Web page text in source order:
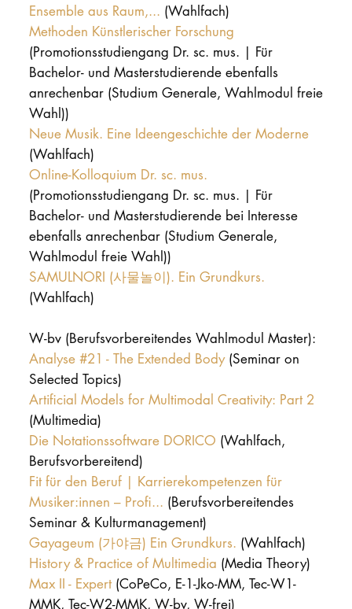
Ensemble aus Raum,... (Wahlfach)
Methoden Künstlerischer Forschung
(Promotionsstudiengang Dr. sc. mus. | Für
Bachelor- und Masterstudierende ebenfalls
anrechenbar (Studium Generale, Wahlmodul freie
Wahl))
Neue Musik. Eine Ideengeschichte der Moderne
(Wahlfach)
Online-Kolloquium Dr. sc. mus.
(Promotionsstudiengang Dr. sc. mus. | Für
Bachelor- und Masterstudierende bei Interesse
ebenfalls anrechenbar (Studium Generale,
Wahlmodul freie Wahl))
SAMULNORI (사물놀이). Ein Grundkurs.
(Wahlfach)
W-bv (Berufsvorbereitendes Wahlmodul Master):
Analyse #21 - The Extended Body (Seminar on
Selected Topics)
Artificial Models for Multimodal Creativity: Part 2
(Multimedia)
Die Notationssoftware DORICO (Wahlfach,
Berufsvorbereitend)
Fit für den Beruf | Karrierekompetenzen für
Musiker:innen – Profi... (Berufsvorbereitendes
Seminar & Kulturmanagement)
Gayageum (가야금) Ein Grundkurs. (Wahlfach)
History & Practice of Multimedia (Media Theory)
Max II - Expert (CoPeCo, E-1-Jko-MM, Tec-W1-
MMK, Tec-W2-MMK, W-bv, W-frei)